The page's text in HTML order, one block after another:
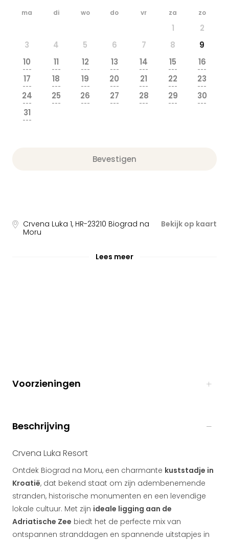
ma di wo do vr za zo
1
2
3
4 5 6 7 8
9
10
---
11
---
12
---
13
---
14
---
15
---
16
---
17
---
18
---
19
---
20
---
21
---
22
---
23
---
24
---
25
---
26
---
27
---
28
---
29
---
30
---
31
---
Bevestigen
Crvena Luka 1, HR-23210 Biograd na
Moru
Bekijk op kaart
Lees meer
Voorzieningen
Beschrijving
Crvena Luka Resort
Ontdek Biograd na Moru, een charmante kuststadje in
Kroatië, dat bekend staat om zijn adembenemende
stranden, historische monumenten en een levendige
lokale cultuur. Met zijn ideale ligging aan de
Adriatische Zee biedt het de perfecte mix van
ontspannen stranddagen en spannende uitstapjes in